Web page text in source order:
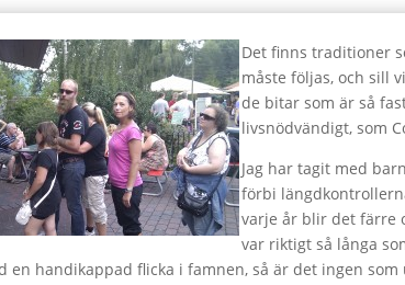
Det finns traditioner
måste följas, och sill
de bitar som är så
livsnödvändigt, som
Jag har tagit med
förbi
varje år blir det färre
var riktigt så långa
en handikappad flicka i famnen, så är det ingen